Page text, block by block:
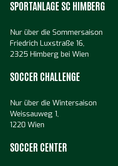
SPORTANLAGE SC HIMBERG
Nur über die Sommersaison
Friedrich Luxstraße 16,
2325 Himberg bei Wien
SOCCER CHALLENGE
Nur über die Wintersaison
Weissauweg 1,
1220 Wien
SOCCER CENTER